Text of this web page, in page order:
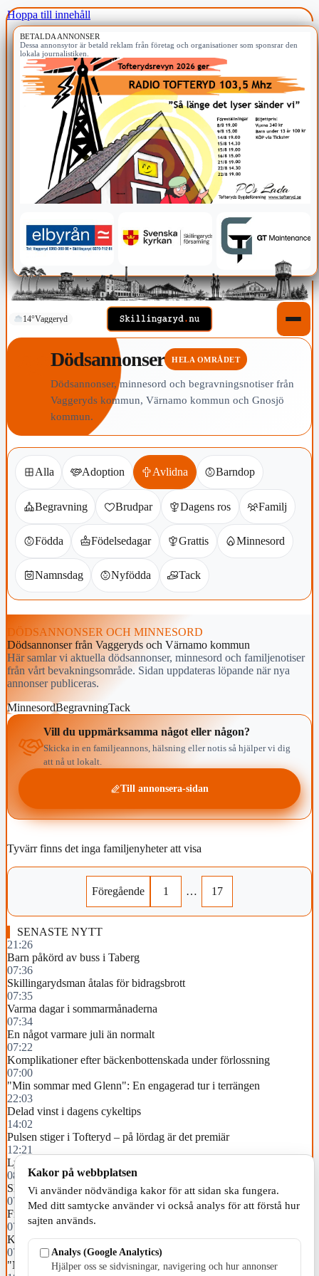
Hoppa till innehåll
BETALDA ANNONSER
Dessa annonsytor är betald reklam från företag och organisationer som sponsrar den
lokala journalistiken.
14°Vaggeryd
Dödsannonser HELA OMRÅDET
Dödsannonser, minnesord och begravningsnotiser från
Vaggeryds kommun, Värnamo kommun och Gnosjö
kommun.
Alla Adoption Avlidna Barndop
Begravning Brudpar Dagens ros Familj
Födda Födelsedagar Grattis Minnesord
Namnsdag Nyfödda Tack
DÖDSANNONSER OCH MINNESORD
Dödsannonser från Vaggeryds och Värnamo kommun
Här samlar vi aktuella dödsannonser, minnesord och familjenotiser
från vårt bevakningsområde. Sidan uppdateras löpande när nya
annonser publiceras.
MinnesordBegravningTack
Vill du uppmärksamma något eller någon?
Skicka in en familjeannons, hälsning eller notis så hjälper vi dig
att nå ut lokalt.
Till annonsera-sidan
Tyvärr finns det inga familjenyheter att visa
Föregående 1 … 17
SENASTE NYTT
21:26
Barn påkörd av buss i Taberg
07:36
Skillingarydsman åtalas för bidragsbrott
07:35
Varma dagar i sommarmånaderna
07:34
En något varmare juli än normalt
07:22
Komplikationer efter bäckenbottenskada under förlossning
07:00
"Min sommar med Glenn": En engagerad tur i terrängen
22:03
Delad vinst i dagens cykeltips
14:02
Pulsen stiger i Tofteryd – på lördag är det premiär
12:21
Lyxbil värd 2,5 miljoner kronor är stulen
08:05
Slängde ut tjuven i trädgården
07:32
Framtidens stiftelse Regementsheden ska utredas
07:15
Körde påverkad med snabb elspark
07:00
"Min sommar med Glenn": En dag på bruket
Kakor på webbplatsen
Vi använder nödvändiga kakor för att sidan ska fungera.
Med ditt samtycke använder vi också analys för att förstå hur
sajten används.
Analys (Google Analytics)
Hjälper oss se sidvisningar, navigering och hur annonser